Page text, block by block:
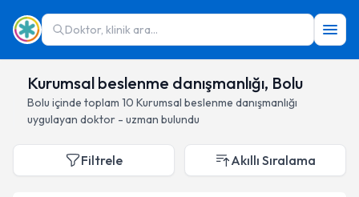
Doktor, klinik ara...
Kurumsal beslenme danışmanlığı, Bolu
Bolu içinde toplam 10 Kurumsal beslenme danışmanlığı
uygulayan doktor - uzman bulundu
Filtrele Akıllı Sıralama